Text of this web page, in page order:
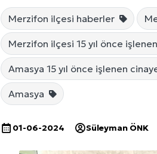
Merzifon ilçesi haberler
Merzifon ilçesi 15 yıl önce
Amasya 15 yıl önce işlenen
Amasya
01-06-2024 Süleyman ÖNK